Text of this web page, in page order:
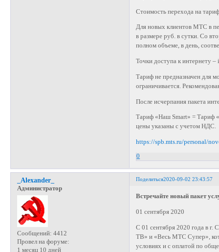
Стоимость перехода на
Для новых клиентов МТС в
в размере руб. в сутки. Со
полном объеме, в день,
Точки доступа к интернету
Тариф не предназначен для
ограничивается.
После исчерпания пакета
Тариф «Наш Smart» = Тариф
цены указаны с учетом НДС.
https://spb.mts.ru/personal/
0
Поделиться2020-09-02 23:43:57
_Alexander_
Администратор
Сообщений: 4412
Провел на форуме:
1 месяц 10 дней
Встречайте новый пакет
01 сентября 2020
С 01 сентября 2020 года в г.
ТВ» и «Весь МТС Супер»,
условиях и с оплатой по